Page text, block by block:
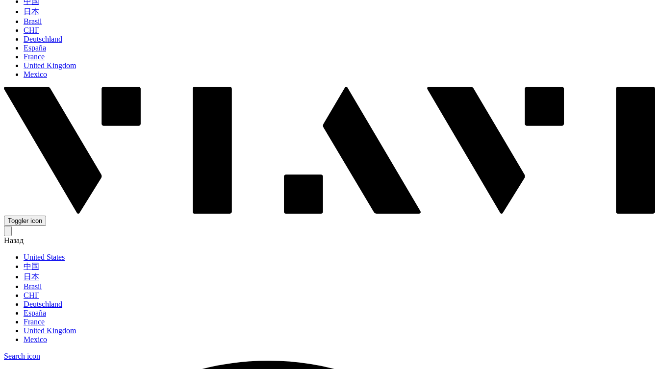
日本
Brasil
СНГ
Deutschland
España
France
United Kingdom
Mexico
Toggler icon
Назад
United States
中国
日本
Brasil
СНГ
Deutschland
España
France
United Kingdom
Mexico
Search icon